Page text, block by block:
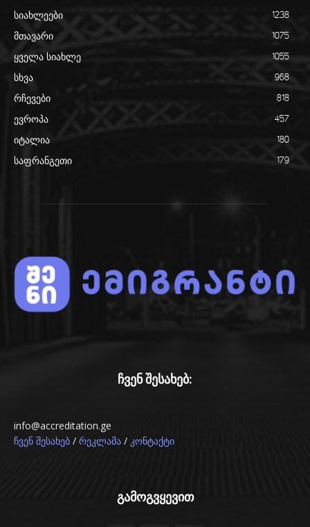
სიახლეები 1238
მთავარი 1075
ყველა სიახლე 1055
სხვა 968
რჩევები 818
ევროპა 457
იტალია 180
საფრანგეთი 179
ჩვენ შესახებ:
info@accreditation.ge
ჩვენ შესახებ / რეკლამა / კონტაქტი
გამოგვყევით